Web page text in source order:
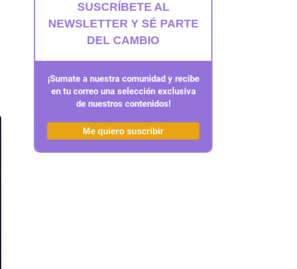
SUSCRÍBETE AL
NEWSLETTER Y SÉ PARTE
DEL CAMBIO
¡Sumate a nuestra comunidad y recibe
en tu correo una selección exclusiva
de nuestros contenidos!
Me quiero suscribir